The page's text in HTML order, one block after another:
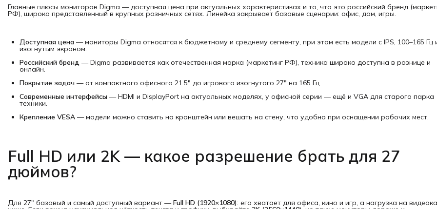
Главные плюсы мониторов Digma — доступная цена при актуальных характеристиках и то, что это российский бренд
РФ), широко представленный в крупных розничных сетях. Линейка закрывает базовые сценарии: офис, дом, игры.
Доступная цена — мониторы Digma относятся к бюджетному и среднему сегменту, при этом есть модели с IPS, 100–165 Гц
изогнутым экраном.
Российский бренд — Digma развивается как отечественная марка (маркетинг РФ), техника широко доступна в рознице и
онлайн.
Покрытие задач — от компактного офисного 21.5" до игрового изогнутого 27" на 165 Гц.
Современные интерфейсы — HDMI и DisplayPort на актуальных моделях, у офисной серии — ещё и VGA для старого парка
техники.
Крепление VESA — модели можно ставить на кронштейн или вешать на стену, что удобно при оснащении рабочих мест.
Full HD или 2K — какое разрешение брать для 27
дюймов?
Для 27" базовый и самый доступный вариант —Full HD (1920×1080): его хватает для офиса, кино и игр, а нагрузка на